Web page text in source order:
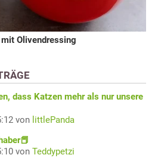
Olivendressing
dass Katzen mehr als nur unsere
von littlePanda
von Teddypetzi